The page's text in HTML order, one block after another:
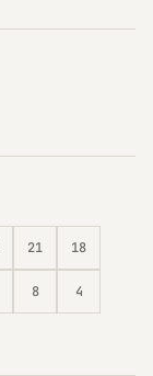
21 18
8 4